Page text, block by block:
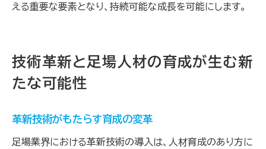
える重要な要素となり、持続可能な成長を可能にします。
技術革新と足場人材の育成が生む新
たな可能性
革新技術がもたらす育成の変革
足場業界における革新技術の導入は、人材育成のあり方に